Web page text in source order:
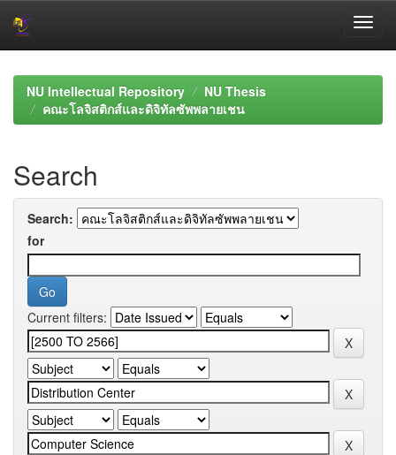
navigationNU Intellectual Repository
NU Thesis
คณะโลจิสติกส์และดิจิทัลซัพพลายเชน
Search
Search:
for
Current filters: